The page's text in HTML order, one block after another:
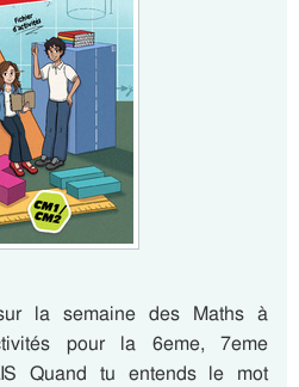
la semaine des Maths à
pour la 6eme, 7eme
Quand tu entends le mot